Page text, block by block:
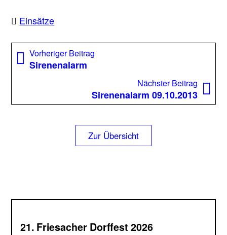
Einsätze
Beitragsnavigation
Vorheriger Beitrag
Sirenenalarm
Nächster Beitrag
Sirenenalarm 09.10.2013
Zur Übersicht
21. Friesacher Dorffest 2026